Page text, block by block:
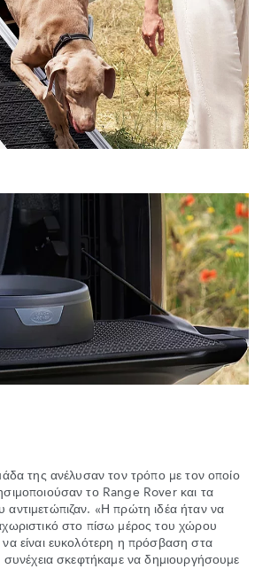
της ανέλυσαν τον τρόπο με τον οποίο
το Range Rover και τα
αντιμετώπιζαν. «Η πρώτη ιδέα ήταν να
στο πίσω μέρος του χώρου
είναι ευκολότερη η πρόσβαση στα
συνέχεια σκεφτήκαμε να δημιουργήσουμε